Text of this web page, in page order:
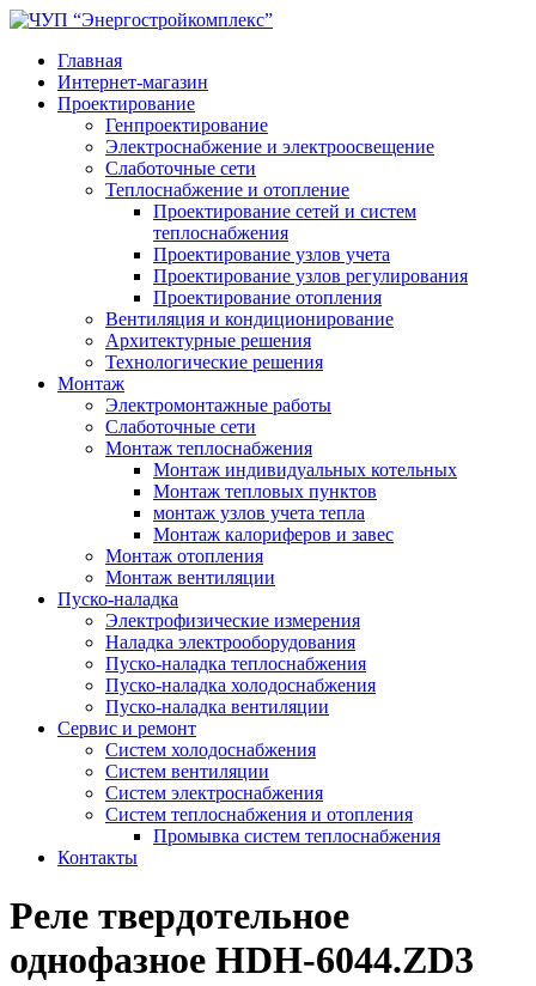
Главная
Интернет-магазин
Проектирование
Генпроектирование
Электроснабжение и электроосвещение
Слаботочные сети
Теплоснабжение и отопление
Проектирование сетей и систем
теплоснабжения
Проектирование узлов учета
Проектирование узлов регулирования
Проектирование отопления
Вентиляция и кондиционирование
Архитектурные решения
Технологические решения
Монтаж
Электромонтажные работы
Слаботочные сети
Монтаж теплоснабжения
Монтаж индивидуальных котельных
Монтаж тепловых пунктов
монтаж узлов учета тепла
Монтаж калориферов и завес
Монтаж отопления
Монтаж вентиляции
Пуско-наладка
Электрофизические измерения
Наладка электрооборудования
Пуско-наладка теплоснабжения
Пуско-наладка холодоснабжения
Пуско-наладка вентиляции
Сервис и ремонт
Систем холодоснабжения
Систем вентиляции
Систем электроснабжения
Систем теплоснабжения и отопления
Промывка систем теплоснабжения
Контакты
Реле твердотельное
однофазное HDH-6044.ZD3